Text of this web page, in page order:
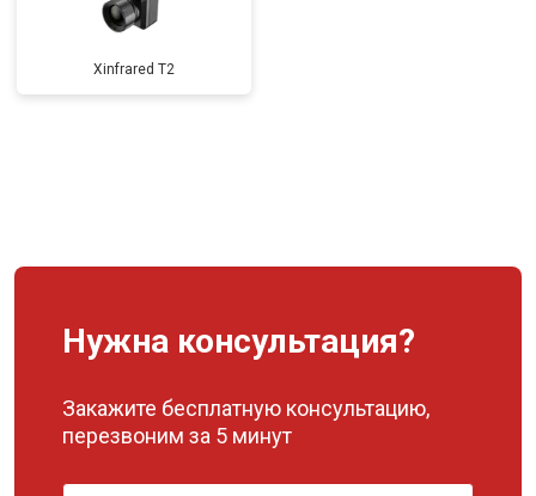
Xinfrared T2
Нужна консультация?
Закажите бесплатную консультацию,
перезвоним за 5 минут